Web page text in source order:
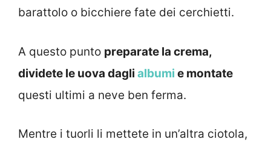
barattolo o bicchiere fate dei cerchietti.
A questo punto preparate la crema,
dividete le uova dagli albumi e montate
questi ultimi a neve ben ferma.
Mentre i tuorli li mettete in un’altra ciotola,